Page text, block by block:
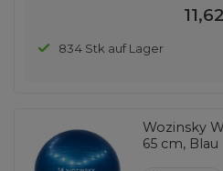
834 Stk auf Lager
Wozinsky
65 cm, Blau